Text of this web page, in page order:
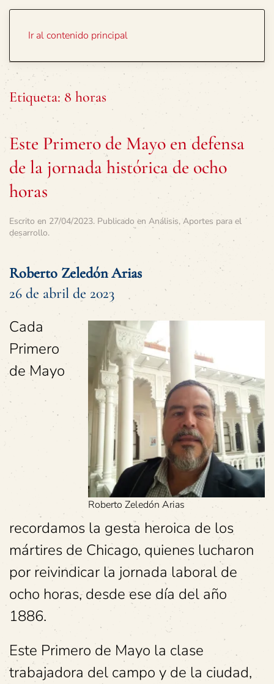
Ir al contenido principal
Etiqueta: 8 horas
Este Primero de Mayo en defensa
de la jornada histórica de ocho
horas
Escrito en 27/04/2023. Publicado en Análisis, Aportes para el
desarrollo.
Roberto Zeledón Arias
26 de abril de 2023
Roberto Zeledón Arias
Cada
Primero
de Mayo
recordamos la gesta heroica de los
mártires de Chicago, quienes lucharon
por reivindicar la jornada laboral de
ocho horas, desde ese día del año
1886.
Este Primero de Mayo la clase
trabajadora del campo y de la ciudad,